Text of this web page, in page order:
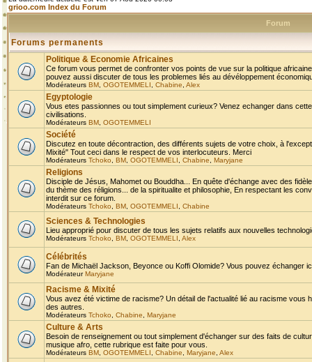
grioo.com Index du Forum
Forum
Forums permanents
Politique & Economie Africaines
Ce forum vous permet de confronter vos points de vue sur la politique
pouvez aussi discuter de tous les problemes liés au dévéloppement
Modérateurs BM OGOTEMMELI Chabine Alex
Egyptologie
Vous etes passionnes ou tout simplement curieux? Venez echanger dans
civilisations.
Modérateurs BM OGOTEMMELI
Société
Discutez en toute décontraction, des différents sujets de votre choix, à
Mixité" Tout ceci dans le respect de vos interlocuteurs. Merci
Modérateurs Tchoko BM OGOTEMMELI Chabine Maryjane
Religions
Disciple de Jésus, Mahomet ou Bouddha... En quête d'échange avec des
du thème des réligions... de la spiritualite et philosophie, En respectant les
interdit sur ce forum.
Modérateurs Tchoko BM OGOTEMMELI Chabine
Sciences & Technologies
Lieu approprié pour discuter de tous les sujets relatifs aux nouvelles
Modérateurs Tchoko BM OGOTEMMELI Alex
Célébrités
Fan de Michaël Jackson, Beyonce ou Koffi Olomide? Vous pouvez échanger
ModérateurMaryjane
Racisme & Mixité
Vous avez été victime de racisme? Un détail de l'actualité lié au racisme
des autres.
Modérateurs Tchoko Chabine Maryjane
Culture & Arts
Besoin de renseignement ou tout simplement d'échanger sur des faits de
musique afro, cette rubrique est faite pour vous.
Modérateurs BM OGOTEMMELI Chabine Maryjane Alex